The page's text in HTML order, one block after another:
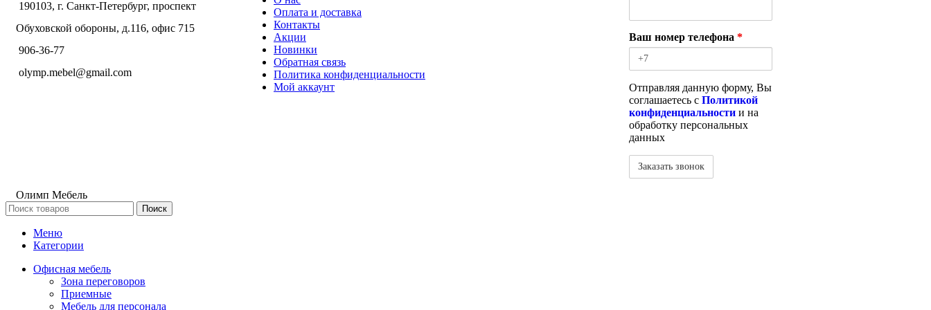
190103, г. Санкт-Петербург, проспект
Обуховской обороны, д.116, офис 715
906-36-77
olymp.mebel@gmail.com
Оплата и доставка
Контакты
Акции
Новинки
Обратная связь
Политика конфиденциальности
Мой аккаунт
Ваш номер телефона*
Отправляя данную форму, Вы
соглашаетесь сПолитикой
конфиденциальности и на
обработку персональных
данных
Олимп Мебель
Поиск
Меню
Категории
Офисная мебель
Зона переговоров
Приемные
Мебель для персонала